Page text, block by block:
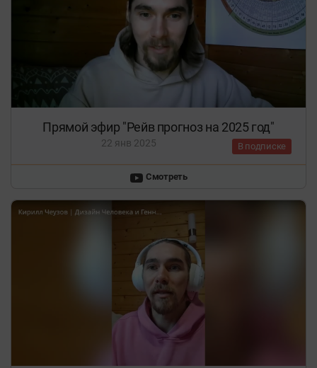
Прямой эфир "Рейв прогноз на 2025 год"
В подписке
22 янв 2025
Смотреть